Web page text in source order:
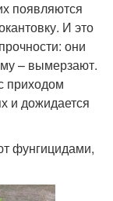
появляются
И это
они
– вымерзают.
приходом
и дожидается
фунгицидами,